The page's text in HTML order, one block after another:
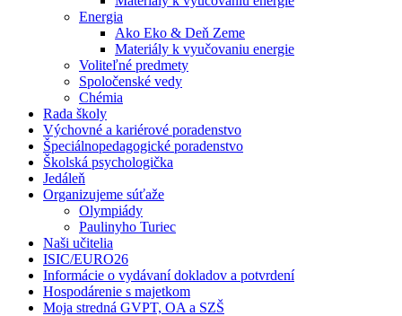
Energia
Ako Eko & Deň Zeme
Materiály k vyučovaniu energie
Voliteľné predmety
Spoločenské vedy
Chémia
Rada školy
Výchovné a kariérové poradenstvo
Špeciálnopedagogické poradenstvo
Školská psychologička
Jedáleň
Organizujeme súťaže
Olympiády
Paulinyho Turiec
Naši učitelia
ISIC/EURO26
Informácie o vydávaní dokladov a potvrdení
Hospodárenie s majetkom
Moja stredná GVPT, OA a SZŠ